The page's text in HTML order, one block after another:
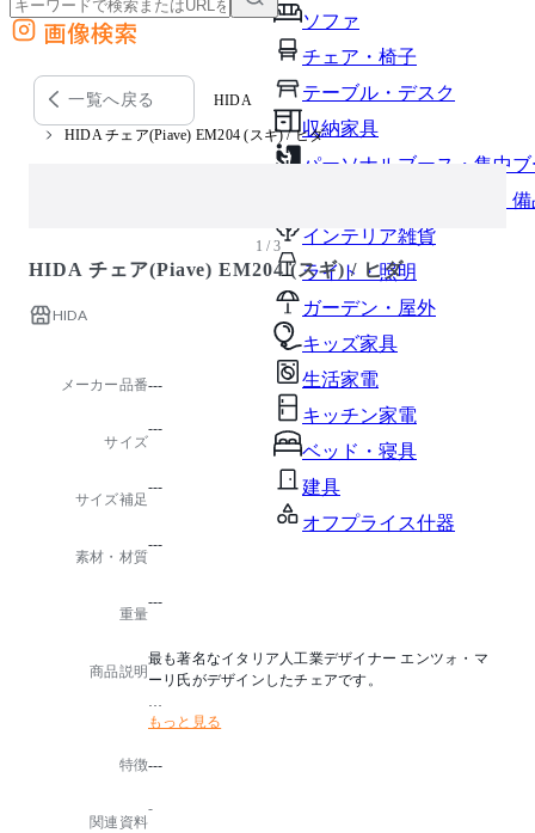
ソファ
チェア・椅子
テーブル・デスク
収納家具
パーソナルブース・集中
オフィスアクセサリー・
インテリア雑貨
ライト・照明
ガーデン・屋外
キッズ家具
生活家電
キッチン家電
ベッド・寝具
建具
オフプライス什器
外部サイトの商品をカートに追加
他のサイトで見つけた商品ページのURLを貼り付けて、カートに追加できます
画像検索
一覧へ戻る HIDA
HIDA チェア(Piave) EM204 (スギ) / ヒダ
1 / 3
HIDA チェア(Piave) EM204 (スギ) / ヒダ
HIDA
メーカー品番---
サイズ
---
サイズ補足
---
素材・材質
---
重量
---
商品説明
最も著名なイタリア人工業デザイナー エンツォ・マ
ーリ氏がデザインしたチェアです。
※脚はスチールを使用しています。
もっと見る
特徴---
関連資料
-